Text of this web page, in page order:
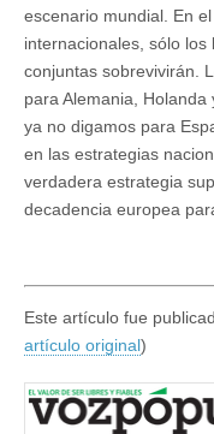
escenario mundial. En
internacionales, sólo
conjuntas sobrevivirán.
para Alemania,
ya no digamos para
en las estrategias
verdadera estrategia
decadencia europea
Este artículo fue
artículo original)